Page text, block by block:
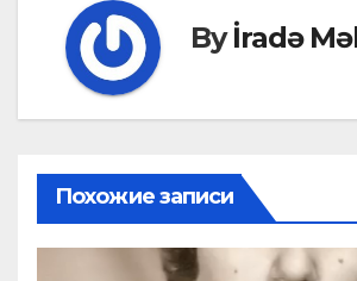
Byİradə
Похожие записи